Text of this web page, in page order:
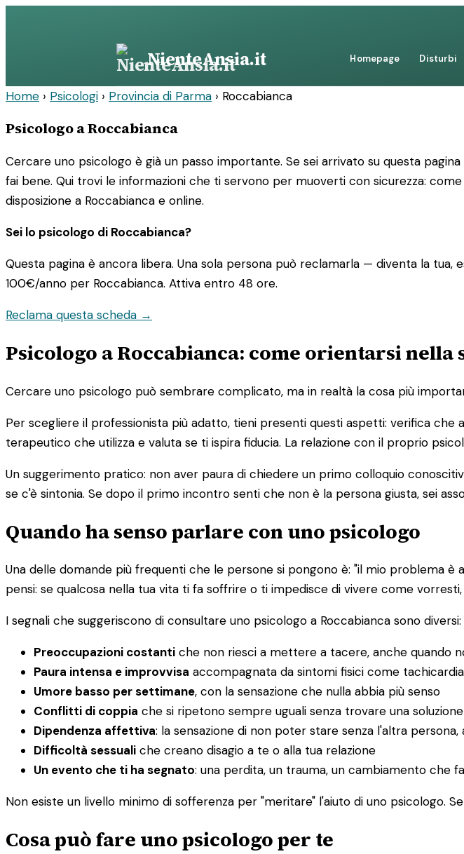
NienteAnsia.it Homepage Disturbi
Home › Psicologi › Provincia di Parma › Roccabianca
Psicologo a Roccabianca
Cercare uno psicologo è già un passo importante. Se sei arrivato su questa
fai bene. Qui trovi le informazioni che ti servono per muoverti con sicurezza:
disposizione a Roccabianca e online.
Sei lo psicologo di Roccabianca?
Questa pagina è ancora libera. Una sola persona può reclamarla — diventa la tua,
100€/anno per Roccabianca. Attiva entro 48 ore.
Reclama questa scheda →
Psicologo a Roccabianca: come orientarsi nella
Cercare uno psicologo può sembrare complicato, ma in realtà la cosa più
Per scegliere il professionista più adatto, tieni presenti questi aspetti: verifica
terapeutico che utilizza e valuta se ti ispira fiducia. La relazione con il proprio
Un suggerimento pratico: non aver paura di chiedere un primo colloquio
se c'è sintonia. Se dopo il primo incontro senti che non è la persona giusta, sei
Quando ha senso parlare con uno psicologo
Una delle domande più frequenti che le persone si pongono è: "il mio problema
pensi: se qualcosa nella tua vita ti fa soffrire o ti impedisce di vivere come
I segnali che suggeriscono di consultare uno psicologo a Roccabianca sono diversi:
Preoccupazioni costanti che non riesci a mettere a tacere, anche quando
Paura intensa e improvvisa accompagnata da sintomi fisici come
Umore basso per settimane, con la sensazione che nulla abbia più senso
Conflitti di coppia che si ripetono sempre uguali senza trovare una soluzione
Dipendenza affettiva: la sensazione di non poter stare senza l'altra
Difficoltà sessuali che creano disagio a te o alla tua relazione
Un evento che ti ha segnato: una perdita, un trauma, un cambiamento che
Non esiste un livello minimo di sofferenza per "meritare" l'aiuto di uno psicologo.
Cosa può fare uno psicologo per te